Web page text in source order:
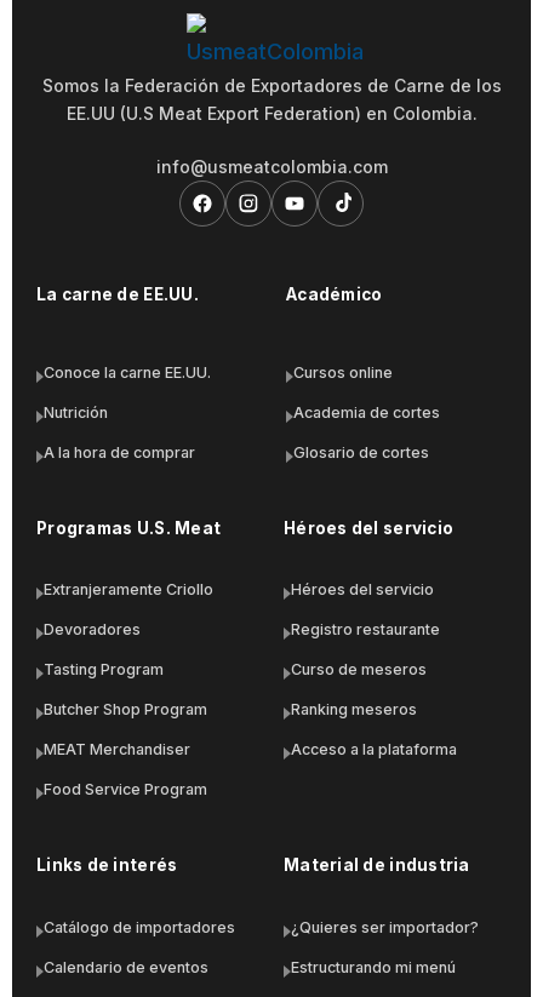
La carne de EE.UU.
Conoce la carne EE.UU.
Nutrición
A la hora de comprar
Académico
Cursos online
Academia de cortes
Glosario de cortes
Programas U.S. Meat
Extranjeramente Criollo
Devoradores
Tasting Program
Butcher Shop Program
MEAT Merchandiser
Food Service Program
Héroes del servicio
Héroes del servicio
Registro restaurante
Curso de meseros
Ranking meseros
Acceso a la plataforma
Links de interés
Catálogo de importadores
Calendario de eventos
Material de industria
¿Quieres ser importador?
Estructurando mi menú
Somos la Federación de Exportadores de Carne de los
EE.UU (U.S Meat Export Federation) en Colombia.
info@usmeatcolombia.com